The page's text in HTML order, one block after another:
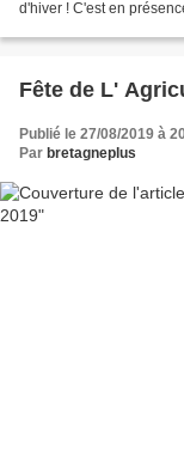
d'hiver ! C'est en
Fête de L'
Publié le 27/08/2019 à
Par bretagneplus